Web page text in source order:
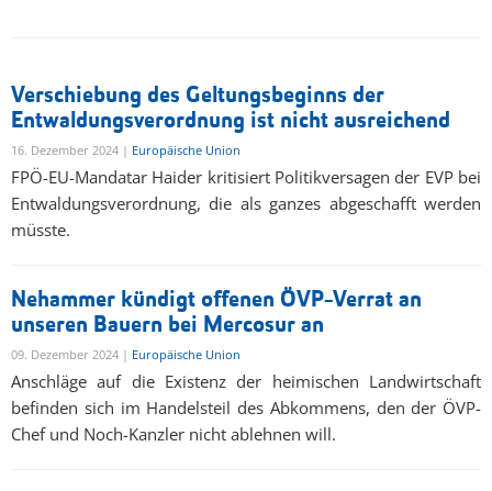
Verschiebung des Geltungsbeginns der
Entwaldungsverordnung ist nicht ausreichend
16. Dezember 2024 | Europäische Union
FPÖ-EU-Mandatar Haider kritisiert Politikversagen der EVP bei
Entwaldungsverordnung, die als ganzes abgeschafft werden
müsste.
Nehammer kündigt offenen ÖVP-Verrat an
unseren Bauern bei Mercosur an
09. Dezember 2024 | Europäische Union
Anschläge auf die Existenz der heimischen Landwirtschaft
befinden sich im Handelsteil des Abkommens, den der ÖVP-
Chef und Noch-Kanzler nicht ablehnen will.